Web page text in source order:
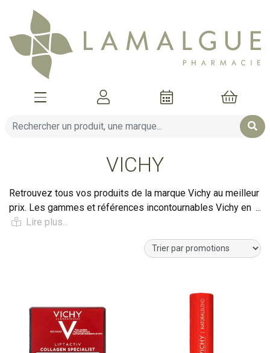
Afficher la navigation
Mon
VICHY
Retrouvez tous vos produits de la marque Vichy au meilleur
prix. Les gammes et références incontournables Vichy en
vente sur votre parapharmacie en ligne : Dermablend,